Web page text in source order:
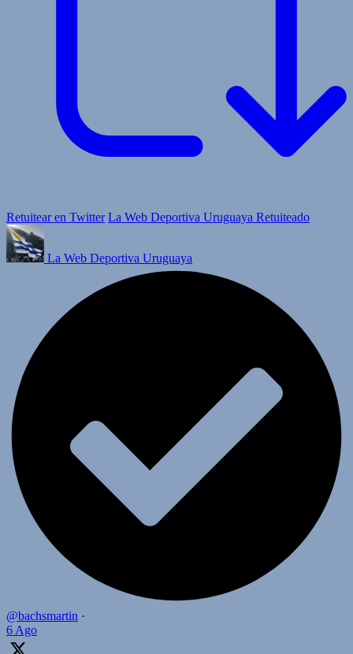
Retuitear en Twitter La Web Deportiva Uruguaya Retuiteado
La Web Deportiva Uruguaya
@bachsmartin ·
6 Ago